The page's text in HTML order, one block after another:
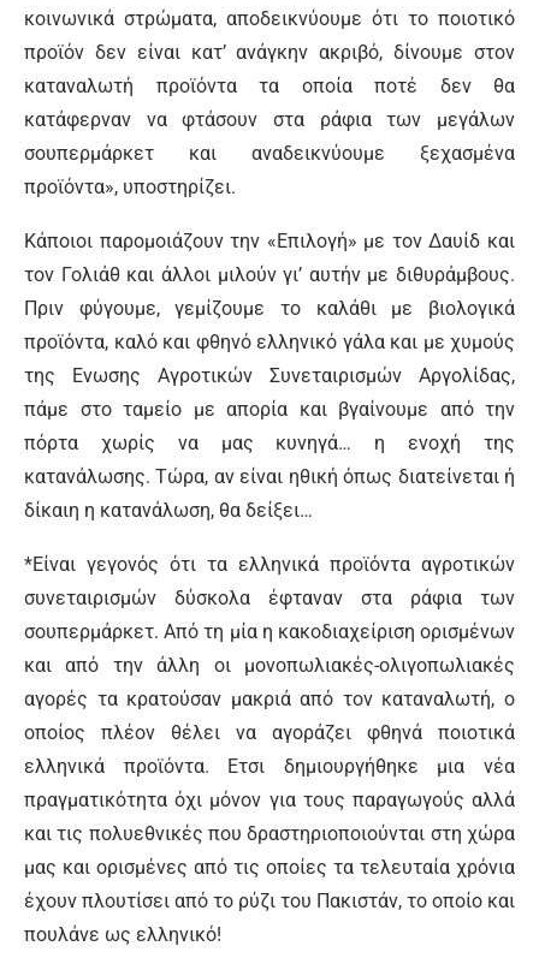
κοινωνικά στρώματα, αποδεικνύουμε ότι το ποιοτικό
προϊόν δεν είναι κατ’ ανάγκην ακριβό, δίνουμε στον
καταναλωτή προϊόντα τα οποία ποτέ δεν θα
κατάφερναν να φτάσουν στα ράφια των μεγάλων
σουπερμάρκετ και αναδεικνύουμε ξεχασμένα
προϊόντα», υποστηρίζει.
Κάποιοι παρομοιάζουν την «Επιλογή» με τον Δαυίδ και
τον Γολιάθ και άλλοι μιλούν γι’ αυτήν με διθυράμβους.
Πριν φύγουμε, γεμίζουμε το καλάθι με βιολογικά
προϊόντα, καλό και φθηνό ελληνικό γάλα και με χυμούς
της Ενωσης Αγροτικών Συνεταιρισμών Αργολίδας,
πάμε στο ταμείο με απορία και βγαίνουμε από την
πόρτα χωρίς να μας κυνηγά… η ενοχή της
κατανάλωσης. Τώρα, αν είναι ηθική όπως διατείνεται ή
δίκαιη η κατανάλωση, θα δείξει…
*Είναι γεγονός ότι τα ελληνικά προϊόντα αγροτικών
συνεταιρισμών δύσκολα έφταναν στα ράφια των
σουπερμάρκετ. Από τη μία η κακοδιαχείριση ορισμένων
και από την άλλη οι μονοπωλιακές-ολιγοπωλιακές
αγορές τα κρατούσαν μακριά από τον καταναλωτή, ο
οποίος πλέον θέλει να αγοράζει φθηνά ποιοτικά
ελληνικά προϊόντα. Ετσι δημιουργήθηκε μια νέα
πραγματικότητα όχι μόνον για τους παραγωγούς αλλά
και τις πολυεθνικές που δραστηριοποιούνται στη χώρα
μας και ορισμένες από τις οποίες τα τελευταία χρόνια
έχουν πλουτίσει από το ρύζι του Πακιστάν, το οποίο και
πουλάνε ως ελληνικό!